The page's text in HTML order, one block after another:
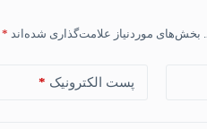
بخش‌های موردنیاز علامت‌گذاری شده‌اند *
پست الکترونیک *